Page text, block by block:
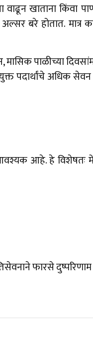
खाताना किंवा
बरे होतात. मात्र
पाळीच्या
पदार्थांचे अधिक
आहे. हे विशेषतः
फारसे दुष्परिणाम